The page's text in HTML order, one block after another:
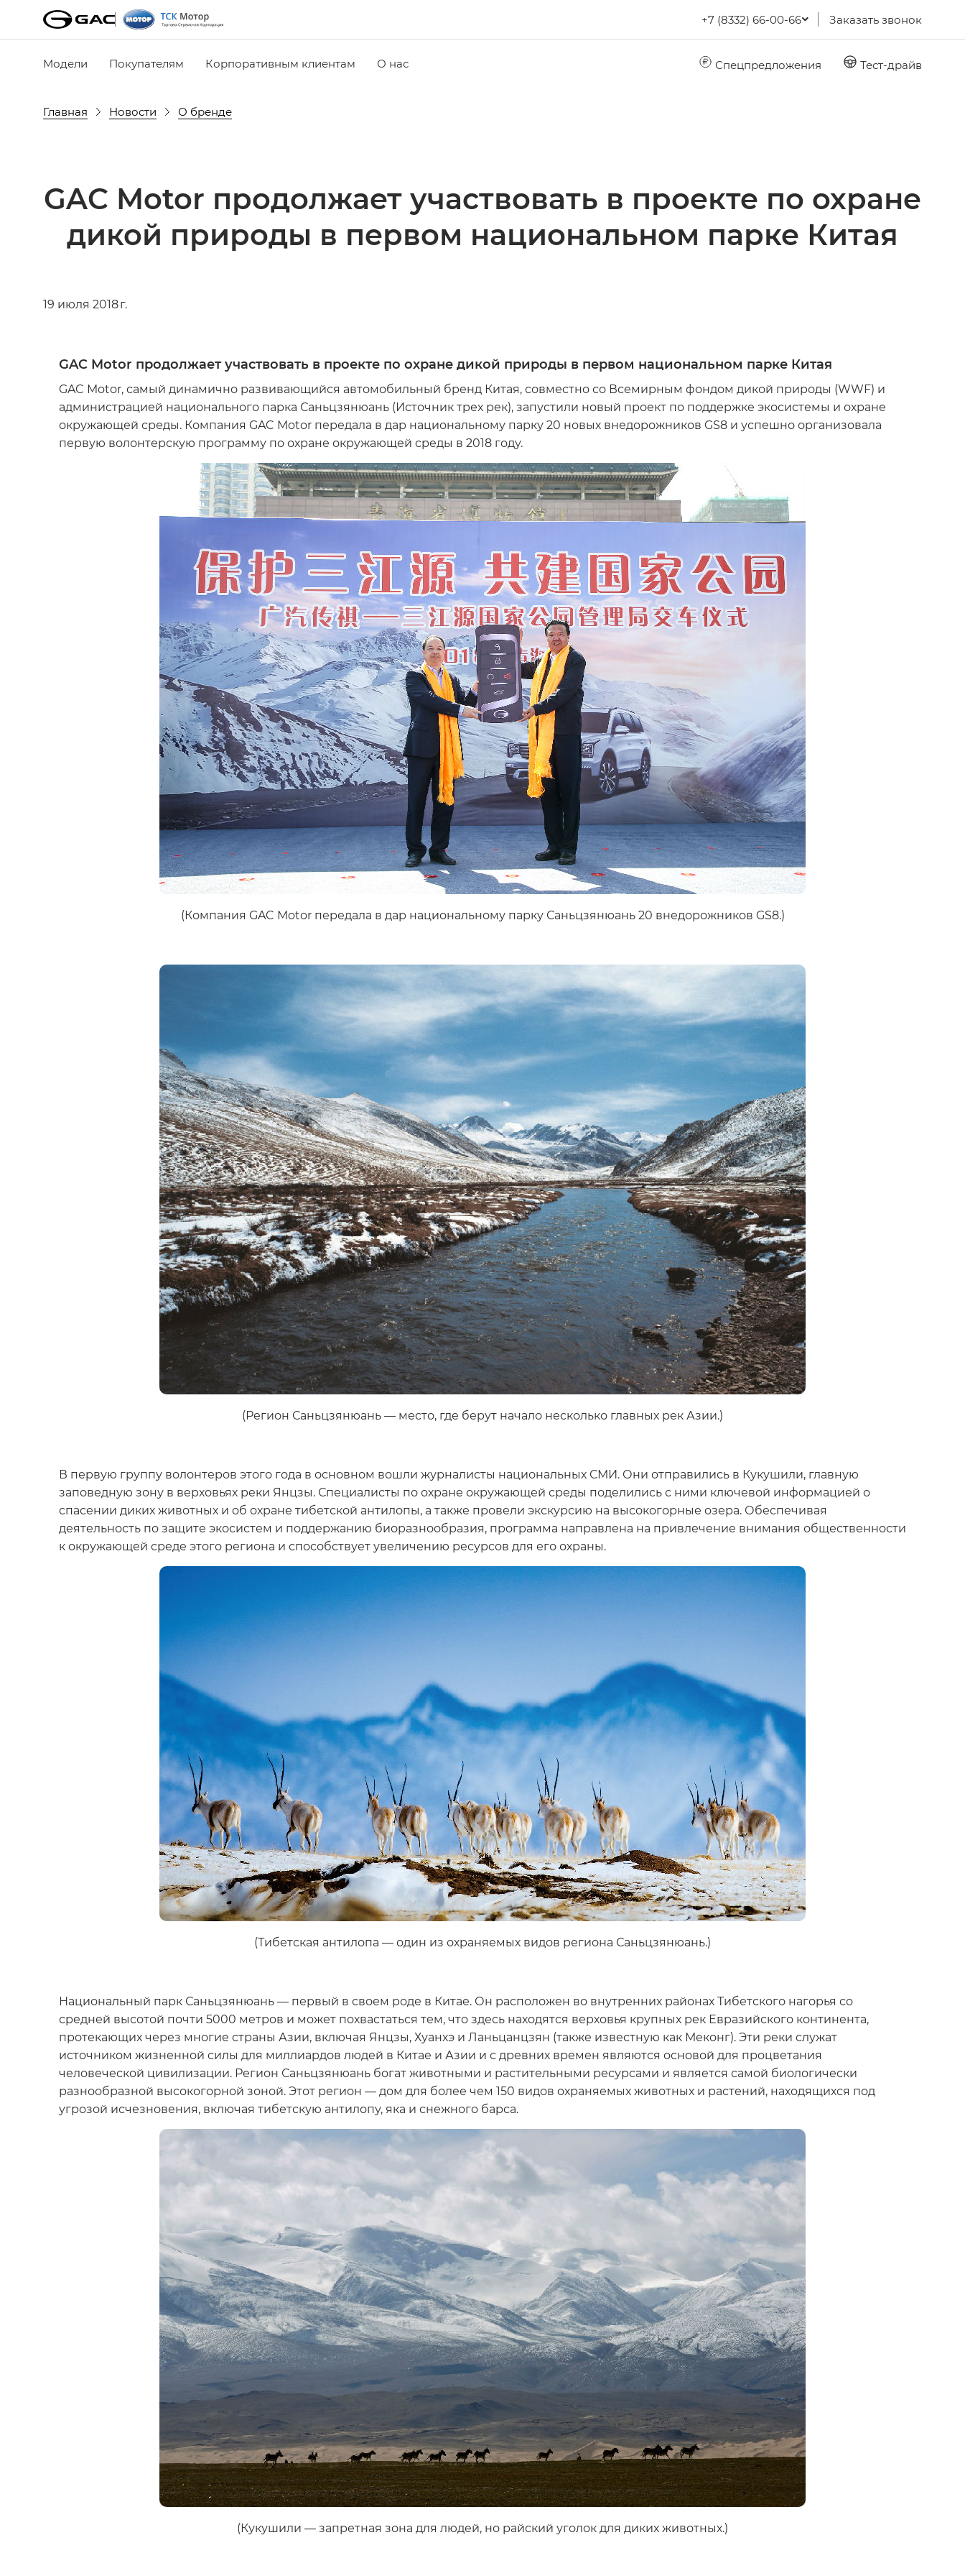
+7 (8332) 66-00-66 Заказать звонок
Модели Покупателям Корпоративным клиентам О нас Спецпредложения Тест-драйв
Главная Новости О бренде
GAC Motor продолжает участвовать в проекте по охране
дикой природы в первом национальном парке Китая
19 июля 2018 г.
GAC Motor продолжает участвовать в проекте по охране дикой природы в первом национальном парке Китая
GAC Motor, самый динамично развивающийся автомобильный бренд Китая, совместно со Всемирным фондом дикой природы (WWF) и
администрацией национального парка Саньцзянюань (Источник трех рек), запустили новый проект по поддержке экосистемы и охране
окружающей среды. Компания GAC Motor передала в дар национальному парку 20 новых внедорожников GS8 и успешно организовала
первую волонтерскую программу по охране окружающей среды в 2018 году.
(Компания GAC Motor передала в дар национальному парку Саньцзянюань 20 внедорожников GS8.)
(Регион Саньцзянюань — место, где берут начало несколько главных рек Азии.)
В первую группу волонтеров этого года в основном вошли журналисты национальных СМИ. Они отправились в Кукушили, главную
заповедную зону в верховьях реки Янцзы. Специалисты по охране окружающей среды поделились с ними ключевой информацией о
спасении диких животных и об охране тибетской антилопы, а также провели экскурсию на высокогорные озера. Обеспечивая
деятельность по защите экосистем и поддержанию биоразнообразия, программа направлена на привлечение внимания общественности
к окружающей среде этого региона и способствует увеличению ресурсов для его охраны.
(Тибетская антилопа — один из охраняемых видов региона Саньцзянюань.)
Национальный парк Саньцзянюань — первый в своем роде в Китае. Он расположен во внутренних районах Тибетского нагорья со
средней высотой почти 5000 метров и может похвастаться тем, что здесь находятся верховья крупных рек Евразийского континента,
протекающих через многие страны Азии, включая Янцзы, Хуанхэ и Ланьцанцзян (также известную как Меконг). Эти реки служат
источником жизненной силы для миллиардов людей в Китае и Азии и с древних времен являются основой для процветания
человеческой цивилизации. Регион Саньцзянюань богат животными и растительными ресурсами и является самой биологически
разнообразной высокогорной зоной. Этот регион — дом для более чем 150 видов охраняемых животных и растений, находящихся под
угрозой исчезновения, включая тибетскую антилопу, яка и снежного барса.
(Кукушили — запретная зона для людей, но райский уголок для диких животных.)